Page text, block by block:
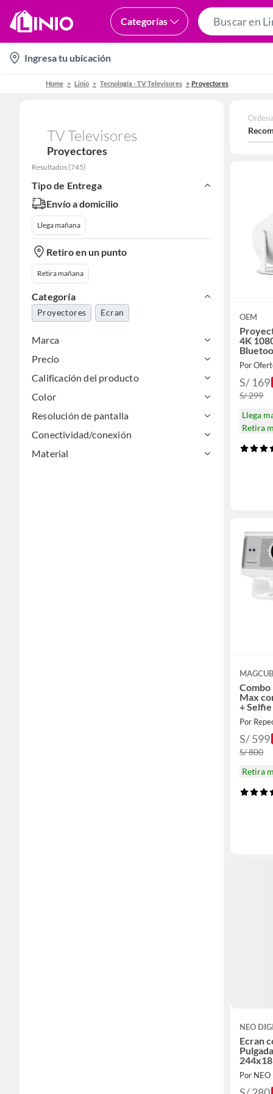
Categorías
location-
icon
Ingresa tu ubicación
Home Linio Tecnología - TV Televisores Proyectores
TV Televisores
Proyectores
Resultados (745)
Tipo de Entrega
Envío a domicilio
Llega mañana
Retiro en un punto
Retira mañana
Categoría
Proyectores Ecran
Marca
Precio
Calificación del producto
Color
Resolución de pantalla
Conectividad/conexión
Material
OEM
4K
Por
S/ 169
S/ 299
Llega
Retira
Max
+
P30
Por
S/ 599
S/ 800
Retira
NEO
Ecran
Por